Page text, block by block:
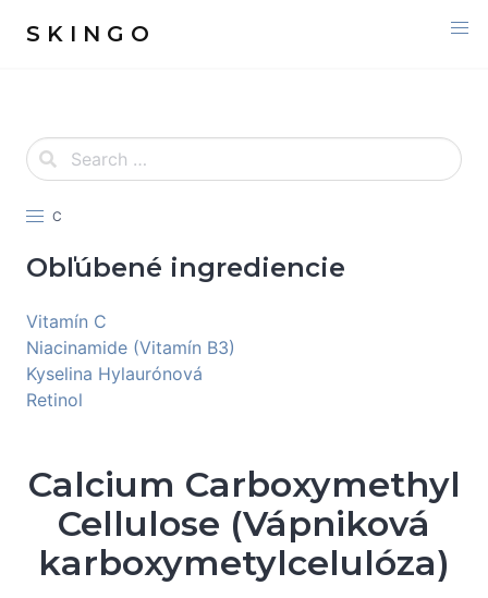
S K I N G O
C
Obľúbené ingrediencie
Vitamín C
Niacinamide (Vitamín B3)
Kyselina Hylaurónová
Retinol
Calcium Carboxymethyl
Cellulose (Vápniková
karboxymetylcelulóza)